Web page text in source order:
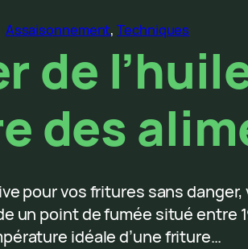
Assaisonnement, Techniques
des
pour vos fritures sans
un point de fumée situé entre
idéale d’une friture…